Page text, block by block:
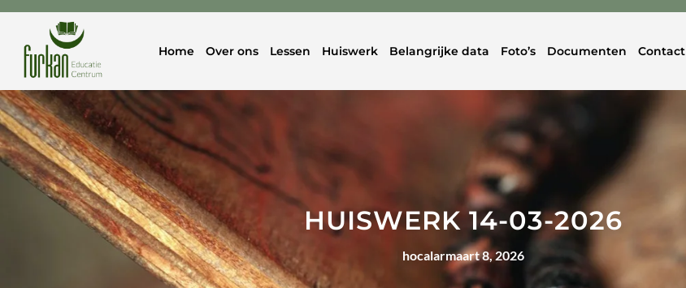
Home Over ons Lessen Huiswerk Belangrijke data Foto’s Documenten Contact
HUISWERK 14-03-2026
hocalarmaart 8, 2026